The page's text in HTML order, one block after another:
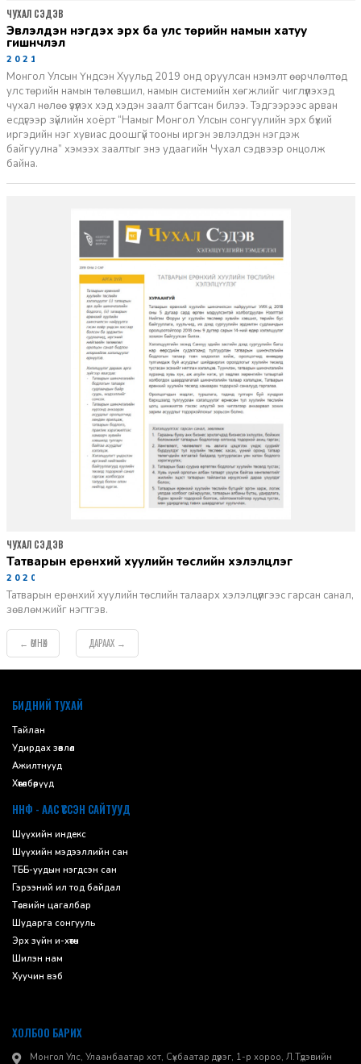
эвлэлдэн нэгдэх эрх ба улс төрийн намын хатуу
гишүүнчлэл
2021-06-20
Монгол Улсын Үндсэн Хуульд 2019 онд оруулсан нэмэлт өөрчлөлтөд
улс төрийн намын төлөвшил, намын системийн хөгжлийг чиглүүлэхэд
чухал нөлөө үзүүлэх хэд хэдэн заалт багтсан билээ. Тэдгээрээс арван
есдүгээр зүйлийн хоёрт “Намыг Монгол Улсын сонгуулийн эрх бүхий
иргэдийн нэг хувиас доошгүй тооны иргэн эвлэлдэн нэгдэж
байгуулна” хэмээх заалтыг энэ удаагийн Чухал сэдвээр онцолж
байна.
ЧУХАЛ СЭДЭВ
татварын ерөнхий хуулийн төслийн хэлэлцүүлэг
2020-06-29
Татварын ерөнхий хуулийн төслийн талаарх хэлэлцүүлгээс гарсан санал,
зөвлөмжийг нэгтгэв.
ЧУХАЛ СЭДЭВ
← ӨМНӨХ ДАРААХ →
БИДНИЙ ТУХАЙ
Тайлан
Удирдах зөвлөл
Ажилтнууд
Хөтөлбөрүүд
ННФ - ААС ҮҮССЭН САЙТУУД
Шүүхийн индекс
Шүүхийн мэдээллийн сан
ТББ-уудын нэгдсэн сан
Гэрээний ил тод байдал
Төсвийн цагалбар
Шударга сонгууль
Эрх зүйн и-хөтөч
Шилэн нам
Хуучин вэб
ХОЛБОО БАРИХ
Монгол Улс, Улаанбаатар хот, Сүхбаатар дүүрэг, 1-р хороо, ​Л.Түдэвийн